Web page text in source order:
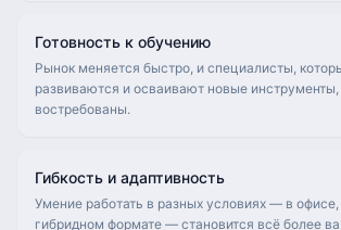
Готовность к обучению
Рынок меняется быстро, и специалисты,
развиваются и осваивают новые инструменты,
востребованы.
Гибкость и адаптивность
Умение работать в разных условиях — в офисе,
гибридном формате — становится всё более